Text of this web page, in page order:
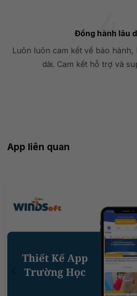
Đồng hành lâu
Luôn luôn cam kết về bảo
dài. Cam kết hỗ trợ và
App liên quan